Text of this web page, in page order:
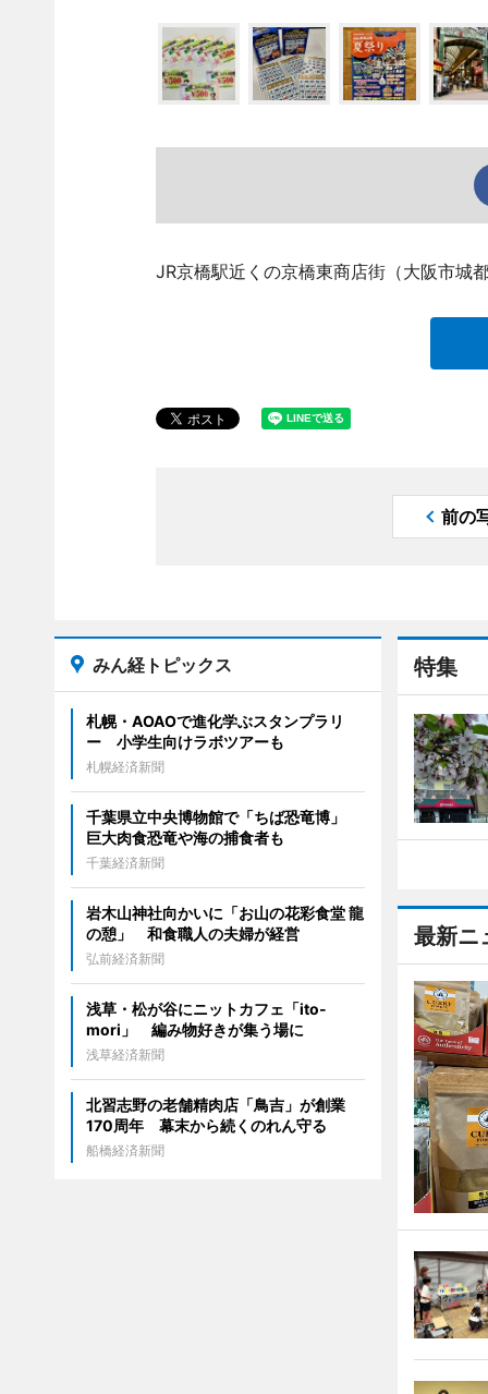
JR京橋駅近くの京橋東商店街（大阪市城
前の
特集
最新ニ
みん経トピックス
札幌・AOAOで進化学ぶスタンプラリ
ー 小学生向けラボツアーも
札幌経済新聞
千葉県立中央博物館で「ちば恐竜博」
巨大肉食恐竜や海の捕食者も
千葉経済新聞
岩木山神社向かいに「お山の花彩食堂 龍
の憩」 和食職人の夫婦が経営
弘前経済新聞
浅草・松が谷にニットカフェ「ito-
mori」 編み物好きが集う場に
浅草経済新聞
北習志野の老舗精肉店「鳥吉」が創業
170周年 幕末から続くのれん守る
船橋経済新聞